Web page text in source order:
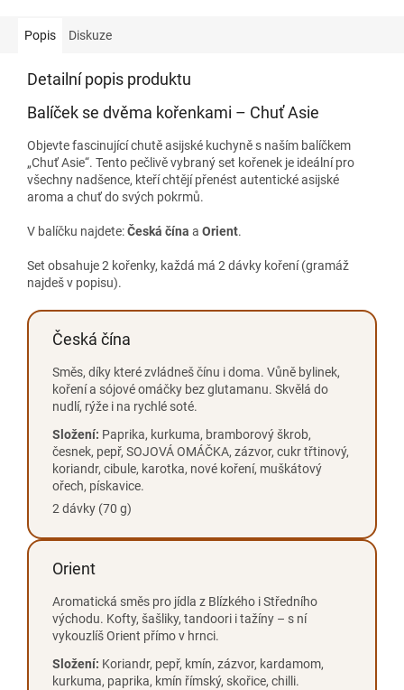
Popis Diskuze
Detailní popis produktu
Balíček se dvěma kořenkami – Chuť Asie
Objevte fascinující chutě asijské kuchyně s naším balíčkem
„Chuť Asie“. Tento pečlivě vybraný set kořenek je ideální pro
všechny nadšence, kteří chtějí přenést autentické asijské
aroma a chuť do svých pokrmů.
V balíčku najdete:Česká čína a Orient.
Set obsahuje 2 kořenky, každá má 2 dávky koření (gramáž
najdeš v popisu).
Česká čína
Směs, díky které zvládneš čínu i doma. Vůně bylinek,
koření a sójové omáčky bez glutamanu. Skvělá do
nudlí, rýže i na rychlé soté.
Složení: Paprika, kurkuma, bramborový škrob,
česnek, pepř, SOJOVÁ OMÁČKA, zázvor, cukr třtinový,
koriandr, cibule, karotka, nové koření, muškátový
ořech, pískavice.
2 dávky (70 g)
Orient
Aromatická směs pro jídla z Blízkého i Středního
východu. Kofty, šašliky, tandoori i tažíny – s ní
vykouzlíš Orient přímo v hrnci.
Složení: Koriandr, pepř, kmín, zázvor, kardamom,
kurkuma, paprika, kmín římský, skořice, chilli.